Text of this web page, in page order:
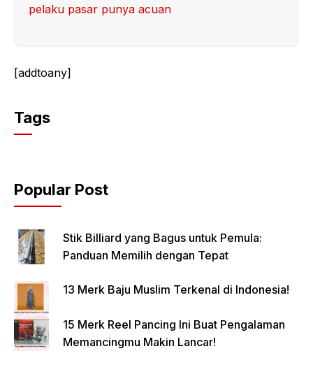
pelaku pasar punya acuan
[addtoany]
Tags
Popular Post
Stik Billiard yang Bagus untuk Pemula:
Panduan Memilih dengan Tepat
13 Merk Baju Muslim Terkenal di Indonesia!
15 Merk Reel Pancing Ini Buat Pengalaman
Memancingmu Makin Lancar!